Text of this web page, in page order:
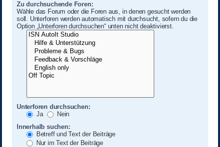
Zu durchsuchende Foren:
Wähle das Forum oder die Foren aus, in denen gesucht werden
soll. Unterforen werden automatisch mit durchsucht, sofern du die
Option „Unterforen durchsuchen“ unten nicht deaktivierst.
Unterforen durchsuchen:
Ja
Nein
Innerhalb suchen:
Betreff und Text der Beiträge
Nur im Text der Beiträge